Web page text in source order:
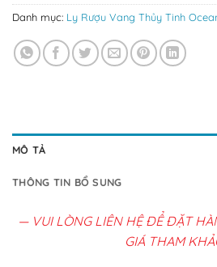
Danh mục: Ly Rượu Vang Thủy Tinh
MÔ TẢ
THÔNG TIN BỔ SUNG
— VUI LÒNG LIÊN HỆ ĐỂ ĐẶT
GIÁ THAM